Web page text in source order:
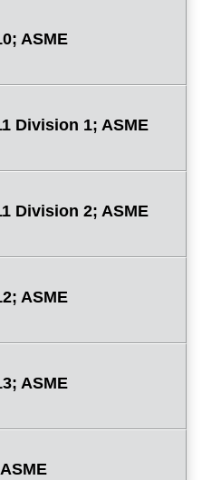
ASME
Division 1; ASME
Division 2; ASME
ASME
ASME